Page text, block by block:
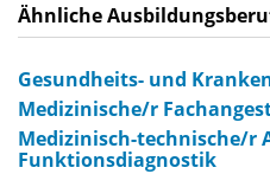
Ähnliche
Gesundheits- und
Medizinische/r
Medizinisch-technische/r
Funktionsdiagnostik